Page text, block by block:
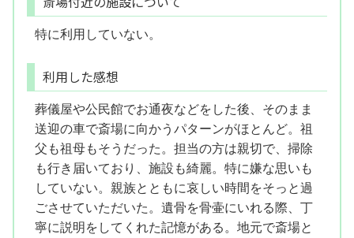
特に利用していない。
利用した感想
葬儀屋や公民館でお通夜などをした後、そのまま
送迎の車で斎場に向かうパターンがほとんど。祖
父も祖母もそうだった。担当の方は親切で、掃除
も行き届いており、施設も綺麗。特に嫌な思いも
していない。親族とともに哀しい時間をそっと過
ごさせていただいた。遺骨を骨壷にいれる際、丁
寧に説明をしてくれた記憶がある。地元で斎場と